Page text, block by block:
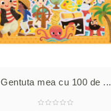
Gentuta mea cu 100 de ...